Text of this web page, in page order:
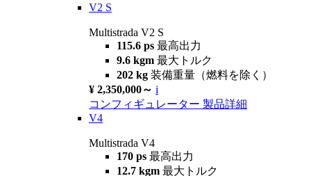
V2 S
Multistrada V2 S
115.6 ps 最高出力
9.6 kgm 最大トルク
202 kg 装備重量（燃料を除く）
¥ 2,350,000～ i
コンフィギュレーター 製品詳細
V4
Multistrada V4
170 ps 最高出力
12.7 kgm 最大トルク